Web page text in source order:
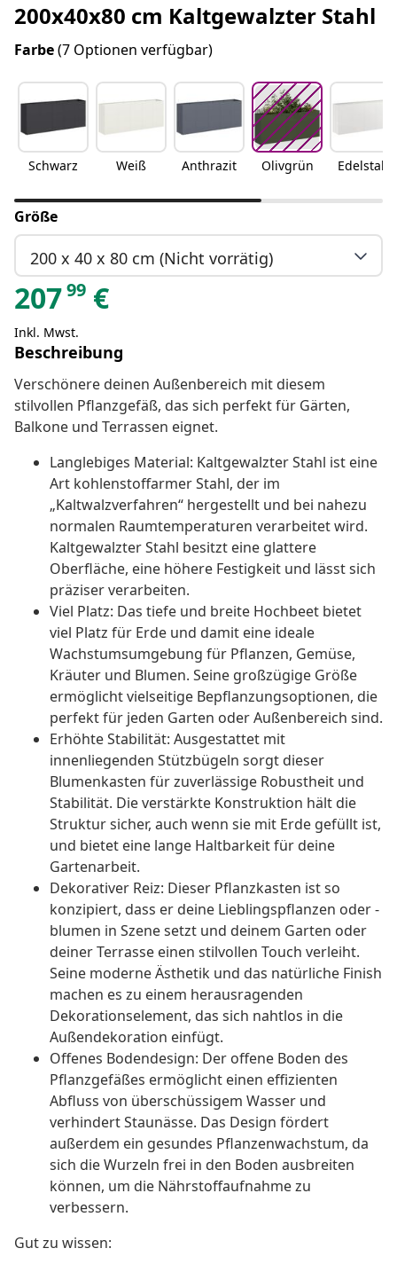
200x40x80 cm Kaltgewalzter Stahl
Farbe(7 Optionen verfügbar)
Schwarz Weiß Anthrazit Olivgrün Edelstahl
Größe
200 x 40 x 80 cm (Nicht vorrätig)
20799 €
Inkl. Mwst.
Beschreibung
Verschönere deinen Außenbereich mit diesem
stilvollen Pflanzgefäß, das sich perfekt für Gärten,
Balkone und Terrassen eignet.
Langlebiges Material: Kaltgewalzter Stahl ist eine
Art kohlenstoffarmer Stahl, der im
„Kaltwalzverfahren“ hergestellt und bei nahezu
normalen Raumtemperaturen verarbeitet wird.
Kaltgewalzter Stahl besitzt eine glattere
Oberfläche, eine höhere Festigkeit und lässt sich
präziser verarbeiten.
Viel Platz: Das tiefe und breite Hochbeet bietet
viel Platz für Erde und damit eine ideale
Wachstumsumgebung für Pflanzen, Gemüse,
Kräuter und Blumen. Seine großzügige Größe
ermöglicht vielseitige Bepflanzungsoptionen, die
perfekt für jeden Garten oder Außenbereich sind.
Erhöhte Stabilität: Ausgestattet mit
innenliegenden Stützbügeln sorgt dieser
Blumenkasten für zuverlässige Robustheit und
Stabilität. Die verstärkte Konstruktion hält die
Struktur sicher, auch wenn sie mit Erde gefüllt ist,
und bietet eine lange Haltbarkeit für deine
Gartenarbeit.
Dekorativer Reiz: Dieser Pflanzkasten ist so
konzipiert, dass er deine Lieblingspflanzen oder -
blumen in Szene setzt und deinem Garten oder
deiner Terrasse einen stilvollen Touch verleiht.
Seine moderne Ästhetik und das natürliche Finish
machen es zu einem herausragenden
Dekorationselement, das sich nahtlos in die
Außendekoration einfügt.
Offenes Bodendesign: Der offene Boden des
Pflanzgefäßes ermöglicht einen effizienten
Abfluss von überschüssigem Wasser und
verhindert Staunässe. Das Design fördert
außerdem ein gesundes Pflanzenwachstum, da
sich die Wurzeln frei in den Boden ausbreiten
können, um die Nährstoffaufnahme zu
verbessern.
Gut zu wissen: